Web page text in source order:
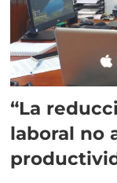
“La
laboral no